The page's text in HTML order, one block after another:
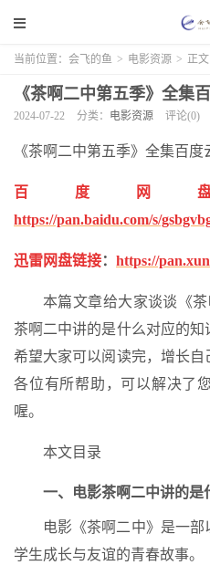
当前位置： 会飞的鱼 > 电影资源 > 正文
《茶啊二中第五季》全集
2024-07-22 分类： 电影资源 评论(0)
《茶啊二中第五季》全集百
百度网
https://pan.baidu.com/s/
迅雷网盘链接： https://
本篇文章给大家谈谈《
茶啊二中讲的是什么对应的
希望大家可以阅读完，增长
各位有所帮助，可以解决了
喔。
本文目录
一、电影茶啊二中讲的是
电影《茶啊二中》是一
学生成长与友谊的青春故事。